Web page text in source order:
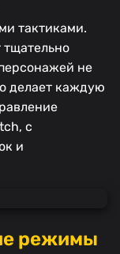
тактиками.
не
делает каждую
с
и
режимы